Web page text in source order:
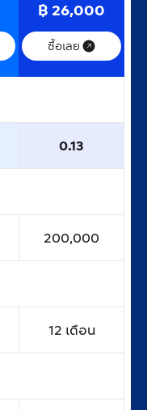
฿ 26,000
ซื้อเลย
0.13
200,000
12 เดือน